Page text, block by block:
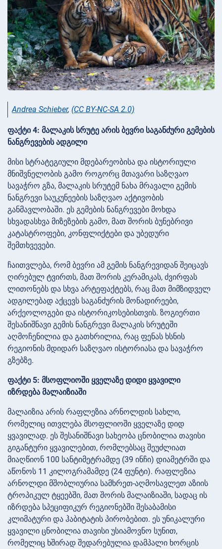
Andrea Schieber, (CC BY-NC-SA 2.0)
ფაქტი 4: მალაკის სრუტე არის ბევრი საგანძური გემების
ნანგრევების ადგილი
მისი სტრატეგიული მდებარეობისა და ისტორიული
მნიშვნელობის გამო როგორც მთავარი საზღვაო
სავაჭრო გზა, მალაკის სრუტემ ნახა მრავალი გემის
ნანგრევი საუკუნეების საზღვაო აქტივობის
განმავლობაში. ეს გემების ნანგრევები მოხდა
სხვადასხვა მიზეზების გამო, მათ შორის ბუნებრივი
კატასტროფები, კონფლიქტები და უბედური
შემთხვევები.
ჩაითვლება, რომ ბევრი ამ გემის ნანგრევიდან შეიცავს
ღირებულ ტვირთს, მათ შორის კერამიკას, ძვირფას
ლითონებს და სხვა არტეფაქტებს, რაც მათ მიმზიდველ
ადგილებად აქცევს საგანძურის მონადირეები,
არქეოლოგები და ისტორიკოსებისთვის. ზოგიერთი
შესანიშნავი გემის ნანგრევი მალაკის სრუტეში
აღმოჩენილია და გათხრილია, რაც ფენას ხსნის
რეგიონის მდიდარ საზღვაო ისტორიასა და სავაჭრო
გზებზე.
ფაქტი 5: მსოფლიოში ყველაზე დიდი ყვავილი
იზრდება მალაიზიაში
მალაიზია არის რაფლეზია არნოლდის სახლი,
რომელიც ითვლება მსოფლიოში ყველაზე დიდ
ყვავილად. ეს შესანიშნავი სახეობა ცნობილია თავისი
გიგანტური ყვავილებით, რომლებსაც შეუძლიათ
მიაღწიონ 100 სანტიმეტრამდე (39 ინჩი) დიამეტრში და
აწონოს 11 კილოგრამამდე (24 ფუნტი). რაფლეზია
არნოლდი მშობლიურია სამხრეთ-აღმოსავლეთ აზიის
ტროპიკულ ტყეებში, მათ შორის მალაიზიაში, სადაც ის
იზრდება სპეციფიკურ რეგიონებში შესაბამისი
კლიმატური და ჰაბიტატის პირობებით. ეს უნიკალური
ყვავილი ცნობილია თავისი უსიამოვნო სუნით,
რომელიც ხშირად შედარებულია დამპალი ხორცის